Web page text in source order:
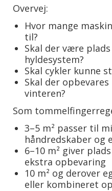
Overvej:
Hvor mange
til?
Skal der være
hyldesystem?
Skal cykler kunne
Skal der
vinteren?
Som
3–5 m² passer til
håndredskaber og
6–10 m² giver
ekstra opbevaring
10 m² og derover
eller kombineret